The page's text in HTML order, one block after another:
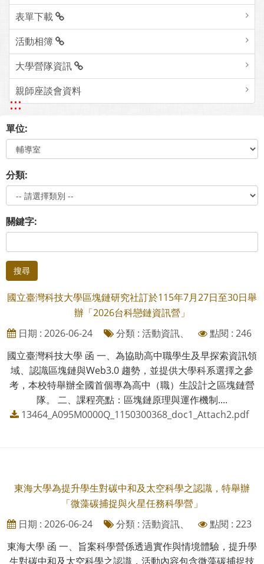
表單下載
活動相簿
大學營隊資訊
親師座談會資料
:::
單位:
分類:
關鍵字:
搜尋
國立臺灣科技大學區塊鏈研究社訂於115年7月27日至30日舉
辦「2026台科戀鏈資訊營」
日期 : 2026-06-24
分類 : 活動資訊、
點閱 : 246
國立臺灣科技大學 函 一、為協助高中職學生及早探索資訊領
域、認識區塊鏈與Web3.0 趨勢，並提供大學科系選擇之參
考，本校特舉辦全國首個專為高中（職）生設計之區塊鏈營
隊。 二、課程亮點：區塊鏈原理與運作機制....
13464_A095M0000Q_1150300368_doc1_Attach2.pdf
東海大學為提升學生對碳中和及太空科學之認識，特舉辦
「微藻碳捕捉與火星任務科學營」
日期 : 2026-06-24
分類 : 活動資訊、
點閱 : 223
東海大學 函 一、旨案科學營係透過實作與情境體驗，提升學
生對碳中和及太空科學之認識，活動內容包含微藻碳捕捉技